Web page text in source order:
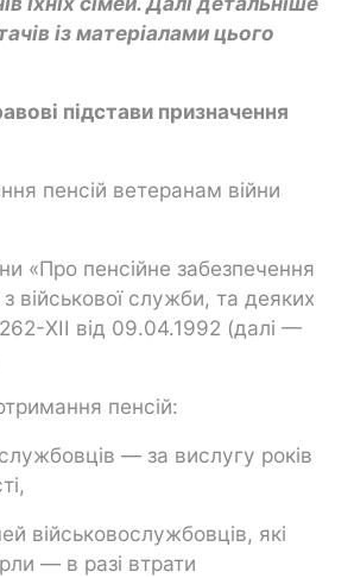
із матеріалами цього
підстави призначення
пенсій ветеранам війни
«Про пенсійне забезпечення
з військової служби, та деяких
XII від 09.04.1992 (далі —
пенсій:
— за вислугу років
військовослужбовців, які
— в разі втрати